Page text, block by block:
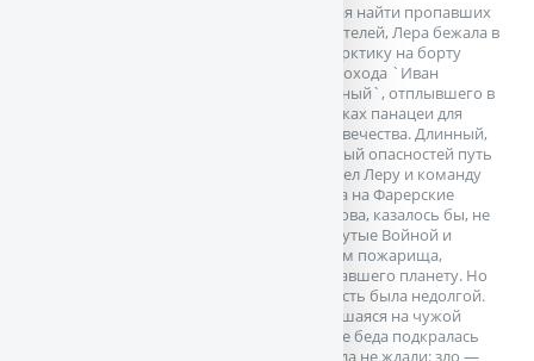
Желая найти пропавших
родителей, Лера бежала в
Антарктику на борту
атомохода `Иван
Грозный`, отплывшего в
поисках панацеи для
человечества. Длинный,
полный опасностей путь
привел Леру и команду
судна на Фарерские
острова, казалось бы, не
тронутые Войной и
чадом пожарища,
окутавшего планету. Но
радость была недолгой.
Таившаяся на чужой
земле беда подкралась
откуда не ждали: зло —